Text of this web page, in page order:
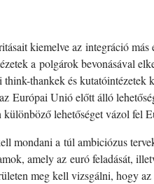
kiemelve az integráció
a polgárok bevonásával
thankek és kutatóintézetek
Európai Unió előtt álló
lehetőséget vázol fel
mondani a túl ambiciózus
amely az euró feladását,
meg kell vizsgálni, hogy